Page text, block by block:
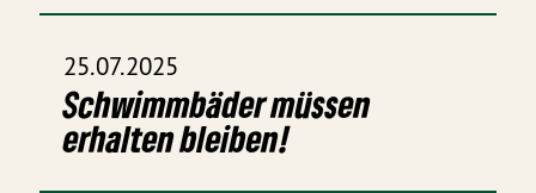
25.07.2025
Schwimmbäder müssen
erhalten bleiben!